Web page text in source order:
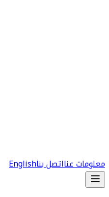
معلومات عنااتصل بناEnglish